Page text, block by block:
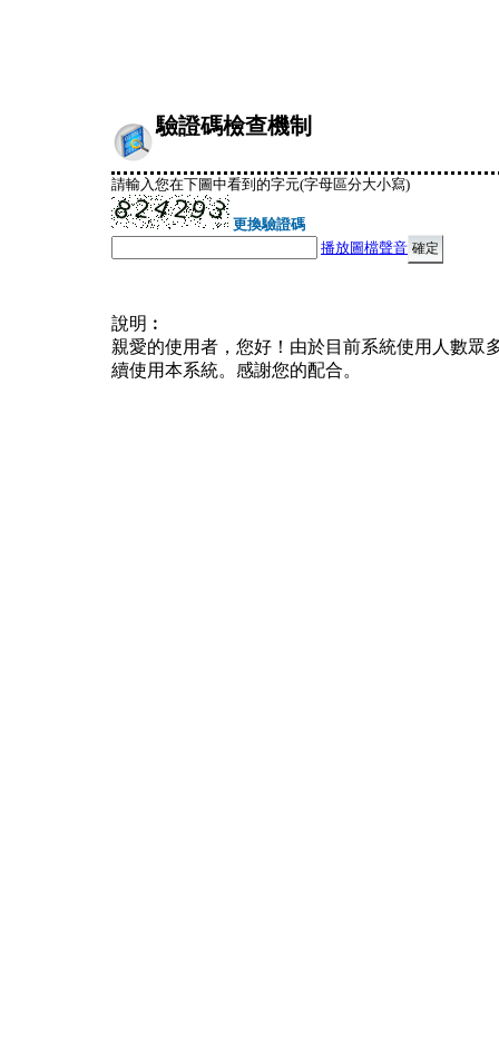
驗證碼檢查機制
請輸入您在下圖中看到的字元(字母區分大小寫)
更換驗證碼
播放圖檔聲音
說明︰
親愛的使用者，您好！由於目前系統使用人數眾
續使用本系統。感謝您的配合。